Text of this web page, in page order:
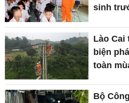
sinh
Lào Cai
biện
toàn
Bộ